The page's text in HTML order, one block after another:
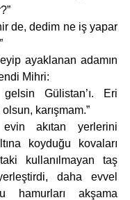
de, dedim ne iş yapar
ayaklanan adamın
Mihri:
Gülistan’ı. Eri
karışmam.”
akıtan yerlerini
koyduğu kovaları
kullanılmayan taş
daha evvel
hamurları akşama